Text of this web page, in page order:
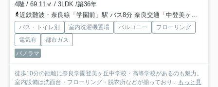
4階 / 69.11㎡ / 3LDK /築36年
近鉄難波・奈良線「学園前」駅 バス8分 奈良交通「中登美ヶ丘団地」 停歩6分
バス・トイレ別 室内洗濯機置場 バルコニー
フローリング
電気有
都市ガス
パノラマ
徒歩10分の距離に奈良学園登美ヶ丘中学校・高等学校があるのも魅力。
室内設備は洗面台・フローリング・脱衣所などが揃っており... もっと見